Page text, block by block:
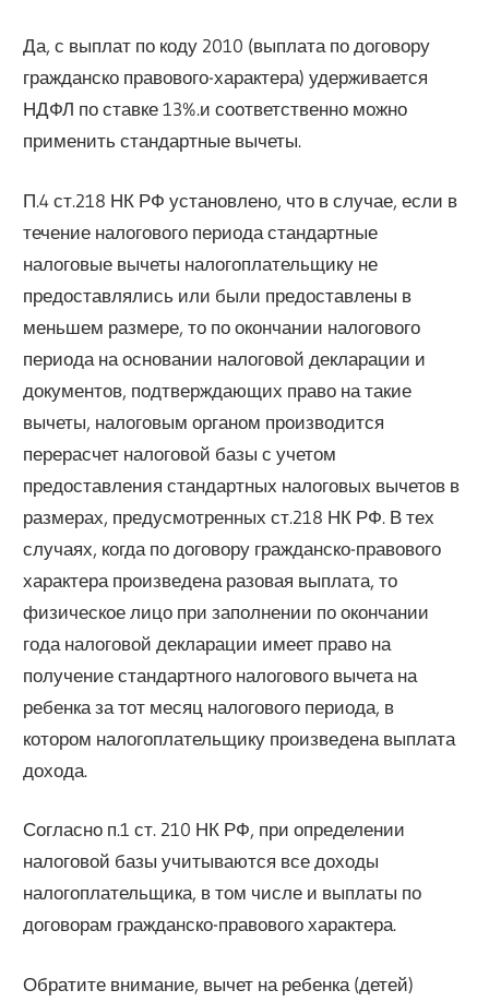
Да, с выплат по коду 2010 (выплата по договору
гражданско правового-характера) удерживается
НДФЛ по ставке 13%.и соответственно можно
применить стандартные вычеты.
П.4 ст.218 НК РФ установлено, что в случае, если в
течение налогового периода стандартные
налоговые вычеты налогоплательщику не
предоставлялись или были предоставлены в
меньшем размере, то по окончании налогового
периода на основании налоговой декларации и
документов, подтверждающих право на такие
вычеты, налоговым органом производится
перерасчет налоговой базы с учетом
предоставления стандартных налоговых вычетов в
размерах, предусмотренных ст.218 НК РФ. В тех
случаях, когда по договору гражданско-правового
характера произведена разовая выплата, то
физическое лицо при заполнении по окончании
года налоговой декларации имеет право на
получение стандартного налогового вычета на
ребенка за тот месяц налогового периода, в
котором налогоплательщику произведена выплата
дохода.
Согласно п.1 ст. 210 НК РФ, при определении
налоговой базы учитываются все доходы
налогоплательщика, в том числе и выплаты по
договорам гражданско-правового характера.
Обратите внимание, вычет на ребенка (детей)